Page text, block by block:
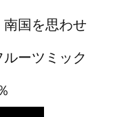
南国を思わせ
ーツミック